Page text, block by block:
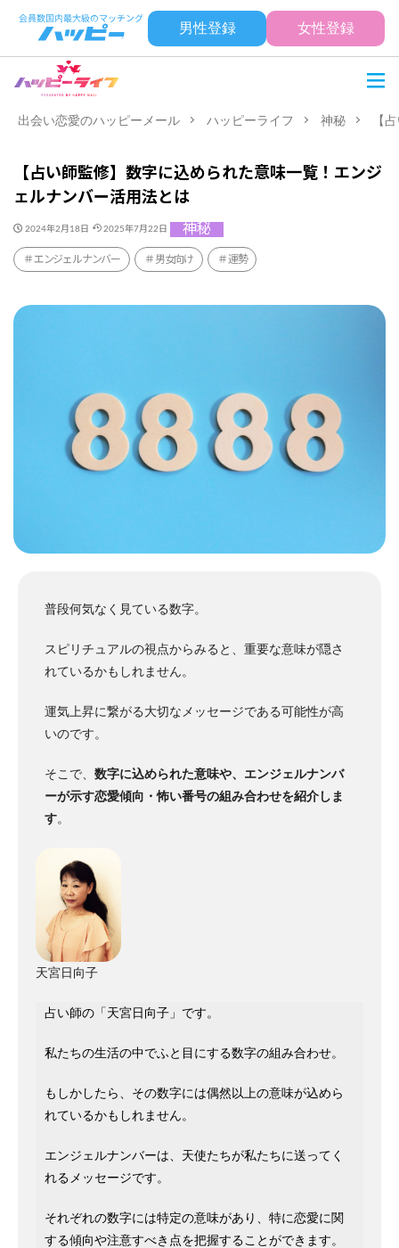
男性登録 女性登録
出会い恋愛のハッピーメール ハッピーライフ 神秘 【
【占い師監修】数字に込められた意味一覧！エンジ
ェルナンバー活用法とは
2024年2月18日 2025年7月22日 神秘
エンジェルナンバー 男女向け 運勢
普段何気なく見ている数字。
スピリチュアルの視点からみると、重要な意味が隠さ
れているかもしれません。
運気上昇に繋がる大切なメッセージである可能性が高
いのです。
そこで、 数字に込められた意味や、エンジェルナンバ
ーが示す恋愛傾向・怖い番号の組み合わせを紹介しま
す。
天宮日向子
占い師の「天宮日向子」です。
私たちの生活の中でふと目にする数字の組み合わせ。
もしかしたら、その数字には偶然以上の意味が込めら
れているかもしれません。
エンジェルナンバーは、天使たちが私たちに送ってく
れるメッセージです。
それぞれの数字には特定の意味があり、特に恋愛に関
する傾向や注意すべき点を把握することができます。